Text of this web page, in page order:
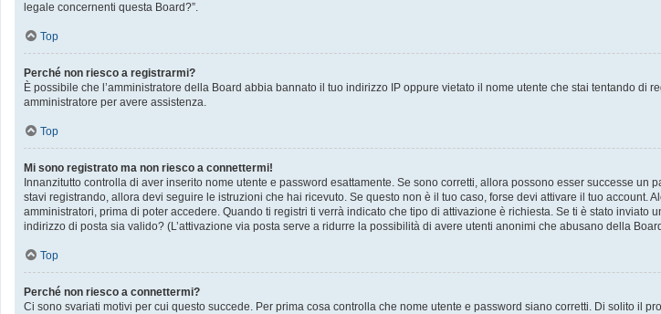
legale concernenti questa Board?”.
Top
Perché non riesco a registrarmi?
È possibile che l’amministratore della Board abbia bannato il tuo indirizzo IP oppure vietato il nome utente che stai tentando
amministratore per avere assistenza.
Top
Mi sono registrato ma non riesco a connettermi!
Innanzitutto controlla di aver inserito nome utente e password esattamente. Se sono corretti, allora possono esser successe
stavi registrando, allora devi seguire le istruzioni che hai ricevuto. Se questo non è il tuo caso, forse devi attivare il tuo account.
amministratori, prima di poter accedere. Quando ti registri ti verrà indicato che tipo di attivazione è richiesta. Se ti è stato
indirizzo di posta sia valido? (L’attivazione via posta serve a ridurre la possibilità di avere utenti anonimi che abusano della
Top
Perché non riesco a connettermi?
Ci sono svariati motivi per cui questo succede. Per prima cosa controlla che nome utente e password siano corretti. Di solito il